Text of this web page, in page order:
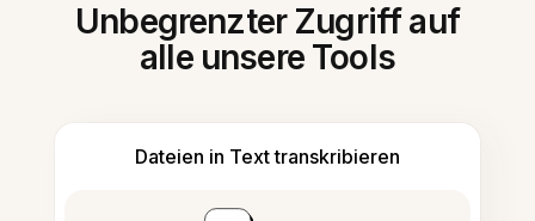
Unbegrenzter Zugriff auf
alle unsere Tools
Dateien in Text transkribieren